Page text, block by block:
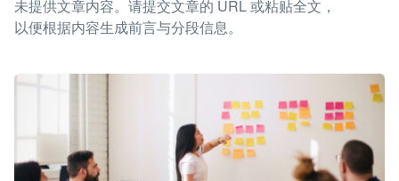
未提供文章内容。请提交文章的 URL 或粘贴全文，
以便根据内容生成前言与分段信息。